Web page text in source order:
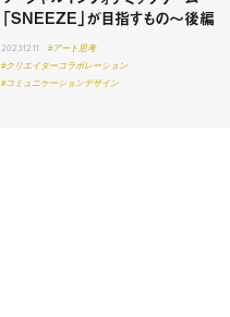
「SNEEZE」が目指すもの〜後編
2023.12.11
#アート思考
#クリエイターコラボレーション
#コミュニケーションデザイン